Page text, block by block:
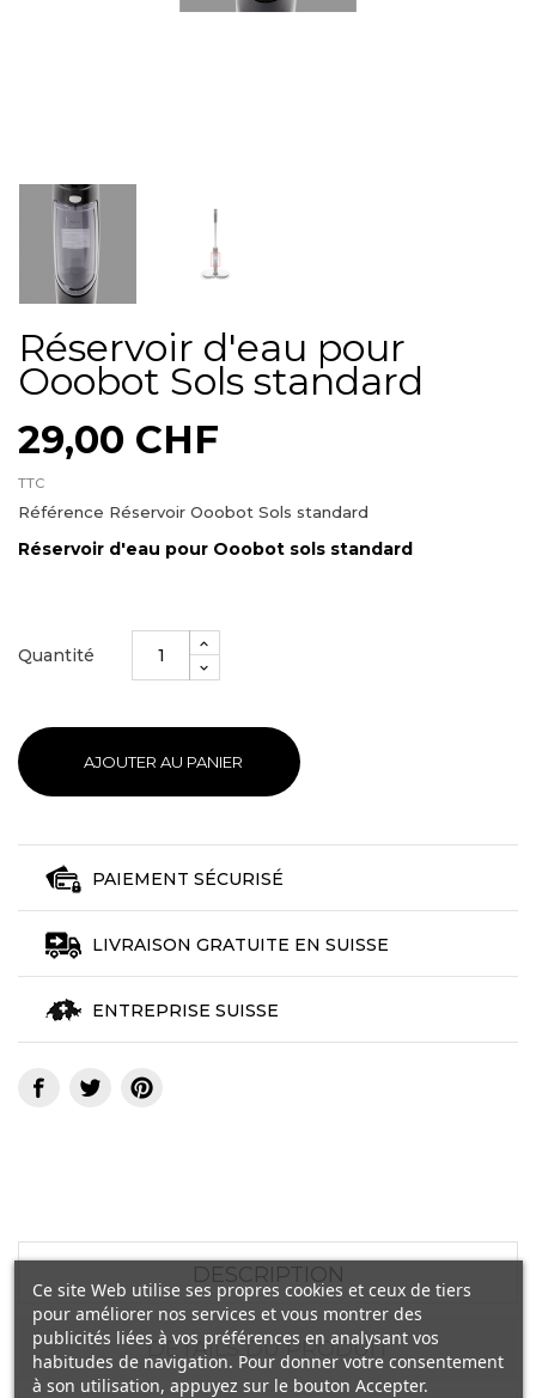
Réservoir d'eau pour
Ooobot Sols standard
29,00 CHF
TTC
Référence Réservoir Ooobot Sols standard
Réservoir d'eau pour Ooobot sols standard
Quantité
AJOUTER AU PANIER
PAIEMENT SÉCURISÉ
LIVRAISON GRATUITE EN SUISSE
ENTREPRISE SUISSE
DESCRIPTION
DÉTAILS DU PRODUIT
Ce site Web utilise ses propres cookies et ceux de tiers
pour améliorer nos services et vous montrer des
publicités liées à vos préférences en analysant vos
habitudes de navigation. Pour donner votre consentement
à son utilisation, appuyez sur le bouton Accepter.